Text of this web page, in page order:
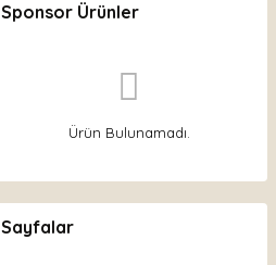
Sponsor Ürünler
Ürün Bulunamadı.
Sayfalar